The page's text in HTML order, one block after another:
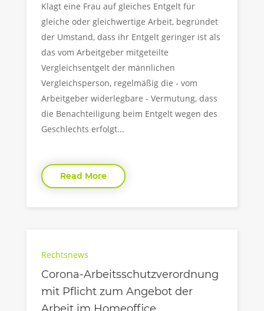
Klagt eine Frau auf gleiches Entgelt für
gleiche oder gleichwertige Arbeit, begründet
der Umstand, dass ihr Entgelt geringer ist als
das vom Arbeitgeber mitgeteilte
Vergleichsentgelt der männlichen
Vergleichsperson, regelmäßig die - vom
Arbeitgeber widerlegbare - Vermutung, dass
die Benachteiligung beim Entgelt wegen des
Geschlechts erfolgt...
Read More
Rechtsnews
Corona-Arbeitsschutzverordnung
mit Pflicht zum Angebot der